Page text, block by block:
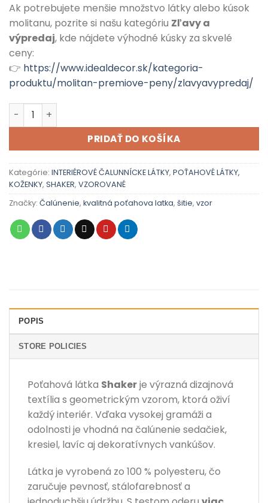
Ak potrebujete menšie množstvo látky alebo kúsok
molitanu, pozrite si našu kategóriu Zľavy a
výpredaj, kde nájdete výhodné kúsky za skvelé
ceny:
👉 https://www.idealdecor.sk/kategoria-
produktu/molitan-premiove-peny/zlavyavypredaj/
množstvo SHAKER 19
PRIDAŤ DO KOŠÍKA
Kategórie: INTERIÉROVÉ ČALUNNÍCKE LÁTKY, POŤAHOVÉ LÁTKY,
KOŽENKY, SHAKER, VZOROVANÉ
Značky: Čalúnenie, kvalitná poťahova latka, šitie, vzor
POPIS
STORE POLICIES
Poťahová látka Shakerje výrazná dizajnová
textília s geometrickým vzorom, ktorá oživí
každý interiér. Vďaka vysokej gramáži a
odolnosti je vhodná na čalúnenie sedačiek,
kresiel, lavíc aj dekoratívnych vankúšov.
Látka je vyrobená zo 100 % polyesteru, čo
zaručuje pevnosť, stálofarebnosť a